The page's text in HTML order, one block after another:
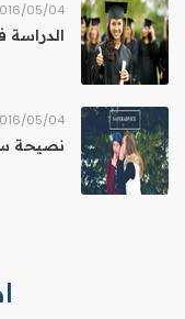
04‏/05‏/2016
الدراسة
04‏/05‏/2016
نصيحة